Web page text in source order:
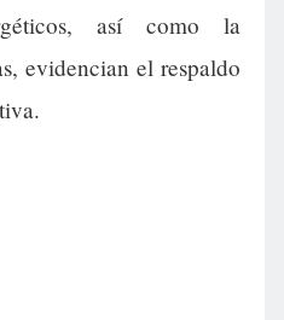
así como la
evidencian el respaldo